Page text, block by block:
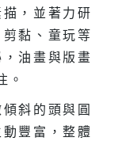
，並著力研
黏、童玩等
油畫與版畫
。
斜的頭與圓
豐富，整體